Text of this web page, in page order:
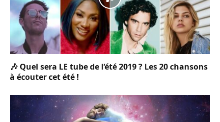
🎶 Quel sera LE tube de l’été 2019 ? Les 20 chansons
à écouter cet été !